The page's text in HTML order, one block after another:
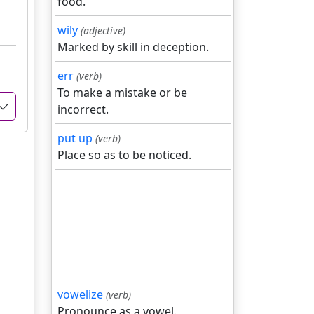
wily (adjective)
Marked by skill in deception.
err (verb)
To make a mistake or be
incorrect.
put up (verb)
Place so as to be noticed.
vowelize (verb)